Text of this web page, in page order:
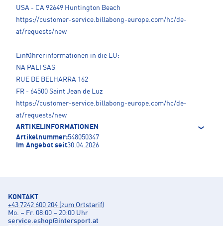
USA - CA 92649 Huntington Beach
https://customer-service.billabong-europe.com/hc/de-
at/requests/new
Einführerinformationen in die EU:
NA PALI SAS
RUE DE BELHARRA 162
FR - 64500 Saint Jean de Luz
https://customer-service.billabong-europe.com/hc/de-
at/requests/new
ARTIKELINFORMATIONEN
Artikelnummer:548050347
Im Angebot seit30.04.2026
KONTAKT
+43 7242 600 204 (zum Ortstarif)
Mo. – Fr. 08:00 – 20:00 Uhr
service.eshop@intersport.at